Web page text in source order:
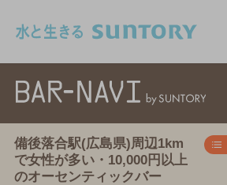
備後落合駅(広島県)周辺1km
で女性が多い・10,000円以上
のオーセンティックバー